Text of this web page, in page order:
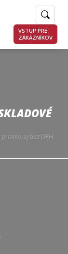
VSTUP PRE
ZÁKAZNÍKOV
priamo aj bez DPH